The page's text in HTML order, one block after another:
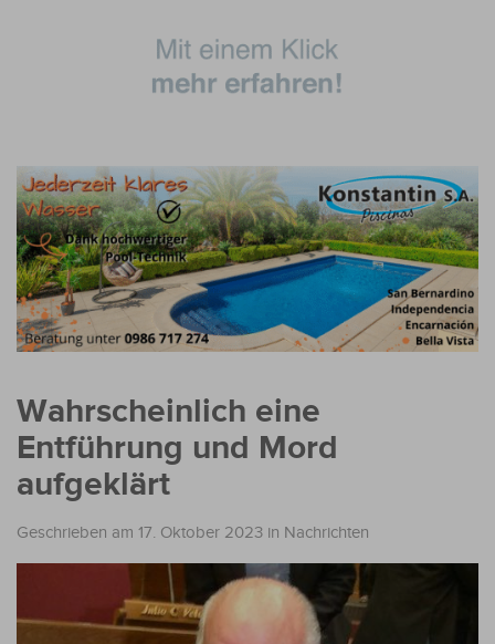
Wahrscheinlich eine
Entführung und Mord
aufgeklärt
Geschrieben am 17. Oktober 2023 in Nachrichten